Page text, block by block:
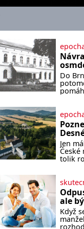
Do
druhá
Löw-
Kohn
kultury
2026.
Místa,
Jen
České
tolik
jedné
ale
Když